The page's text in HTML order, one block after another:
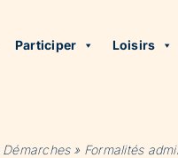
Participer Loisirs
Démarches» Formalités